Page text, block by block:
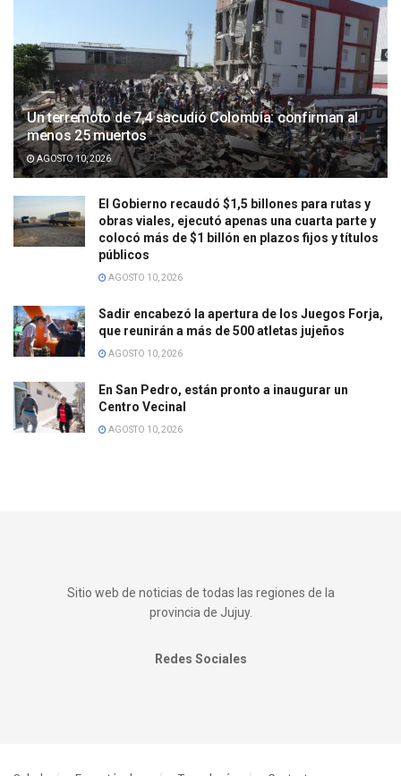
Un terremoto de 7,4 sacudió Colombia: confirman al
menos 25 muertos
AGOSTO 10, 2026
El Gobierno recaudó $1,5 billones para rutas y
obras viales, ejecutó apenas una cuarta parte y
colocó más de $1 billón en plazos fijos y títulos
públicos
AGOSTO 10, 2026
Sadir encabezó la apertura de los Juegos Forja,
que reunirán a más de 500 atletas jujeños
AGOSTO 10, 2026
En San Pedro, están pronto a inaugurar un
Centro Vecinal
AGOSTO 10, 2026
Sitio web de noticias de todas las regiones de la
provincia de Jujuy.
Redes Sociales